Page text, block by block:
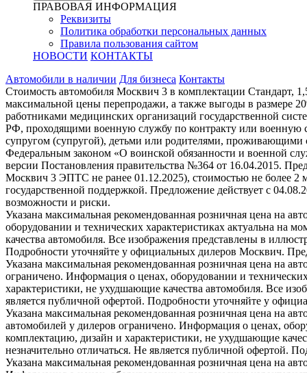
ПРАВОВАЯ ИНФОРМАЦИЯ
Реквизиты
Политика обработки персональных данных
Правила пользования сайтом
НОВОСТИ КОНТАКТЫ
Автомобили в наличии Для бизнеса Контакты
Стоимость автомобиля Москвич 3 в комплектации Стандарт,
максимальной цены перепродажи, а также выгоды в размере
работниками медицинских организаций государственной
РФ, проходящими военную службу по контракту или военную
супругом (супругой), детьми или родителями,
Федеральным законом «О воинской обязанности и военной
версии Постановления правительства №364 от 16.04.2015.
Москвич 3 ЭПТС не ранее 01.12.2025), стоимостью не более 2
государственной поддержкой. Предложение действует с
возможности и риски.
Указана максимальная рекомендованная розничная цена на
оборудовании и технических характеристиках актуальна на
качества автомобиля. Все изображения представлены в
Подробности уточняйте у официальных дилеров Москвич.
Указана максимальная рекомендованная розничная цена на
ограничено. Информация о ценах, оборудовании и
характеристики, не ухудшающие качества автомобиля. Все
является публичной офертой. Подробности уточняйте у
Указана максимальная рекомендованная розничная цена на
автомобилей у дилеров ограничено. Информация о ценах,
комплектацию, дизайн и характеристики, не ухудшающие
незначительно отличаться. Не является публичной офертой.
Указана максимальная рекомендованная розничная цена на